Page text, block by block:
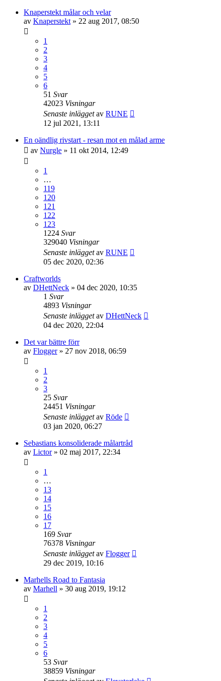
Knaperstekt målar och velar
av Knaperstekt » 22 aug 2017, 08:50
1
2
3
4
5
6
51 Svar
42023 Visningar
Senaste inläggetav RUNE
12 jul 2021, 13:11
En oändlig rivstart - resan mot en målad arme
av Nurgle » 11 okt 2014, 12:49
1
…
119
120
121
122
123
1224 Svar
329040 Visningar
Senaste inläggetav RUNE
05 dec 2020, 02:36
Craftworlds
av DHettNeck » 04 dec 2020, 10:35
1 Svar
4893 Visningar
Senaste inläggetav DHettNeck
04 dec 2020, 22:04
Det var bättre förr
av Flogger» 27 nov 2018, 06:59
1
2
3
25 Svar
24451 Visningar
Senaste inläggetav Röde
03 jan 2020, 06:27
Sebastians konsoliderade målartråd
av Lictor» 02 maj 2017, 22:34
1
…
13
14
15
16
17
169 Svar
76378 Visningar
Senaste inläggetav Flogger
29 dec 2019, 10:16
Marhells Road to Fantasia
av Marhell » 30 aug 2019, 19:12
1
2
3
4
5
6
53 Svar
38859 Visningar